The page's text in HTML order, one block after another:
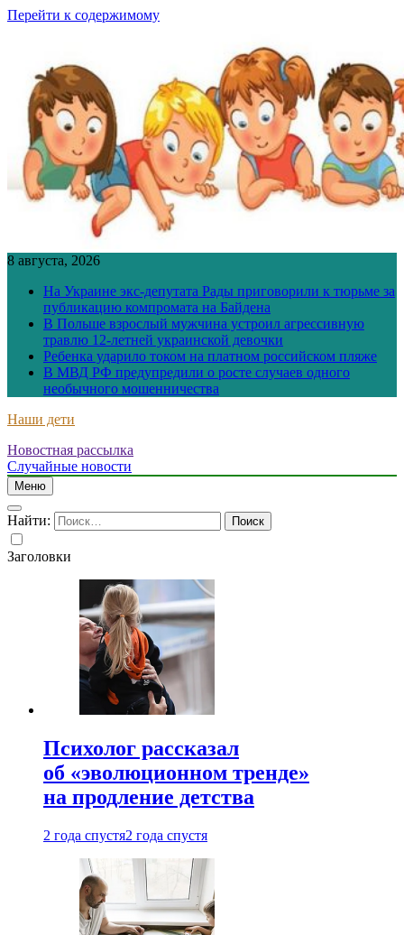
Перейти к содержимому
8 августа, 2026
На Украине экс-депутата Рады приговорили к тюрьме за
публикацию компромата на Байдена
В Польше взрослый мужчина устроил агрессивную
травлю 12-летней украинской девочки
Ребенка ударило током на платном российском пляже
В МВД РФ предупредили о росте случаев одного
необычного мошенничества
Наши дети
Новостная рассылка
Случайные новости
Меню
Найти:
Заголовки
Психолог рассказал
об «эволюционном тренде»
на продление детства
2 года спустя2 года спустя